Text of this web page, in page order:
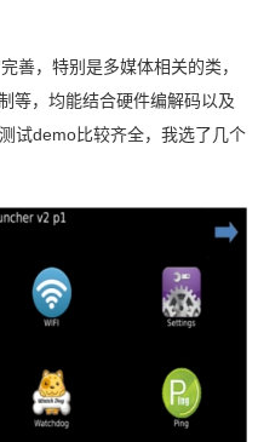
善，特别是多媒体相关的类，
等，均能结合硬件编解码以及
试demo比较齐全，我选了几个